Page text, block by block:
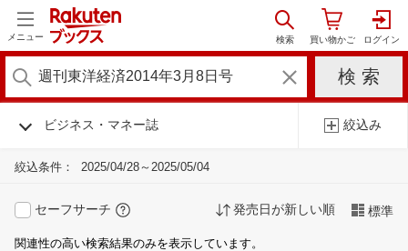
メニュー
ビジネス・マネー誌 絞込み
絞込条件： 2025/04/28～2025/05/04
セーフサーチ 発売日が新しい順 標準
関連性の高い検索結果のみを表示しています。